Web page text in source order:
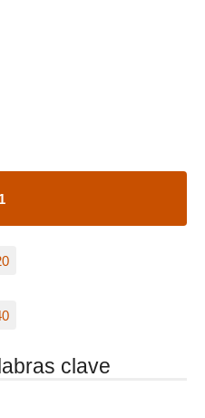
1
clave